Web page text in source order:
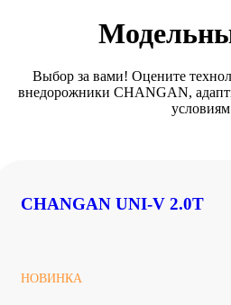
Выбор за вами! Оцените
внедорожники CHANGAN,
CHANGAN UNI-V 2.0T
НОВИНКА